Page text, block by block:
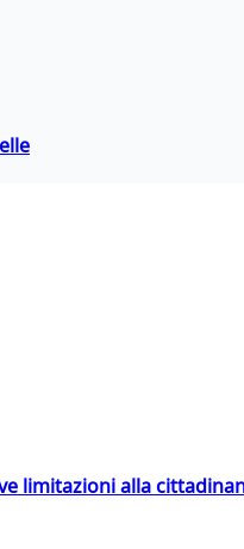
limitazioni alla